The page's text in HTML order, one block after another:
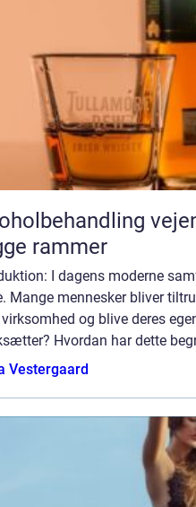
vejen ud af afhængighed i
rammer
I dagens moderne
Mange mennesker bliver
og blive deres
Hvordan har dette
Vestergaard